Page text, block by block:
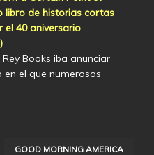
libro de historias cortas
el 40 aniversario
Books iba anunciar
en el que numerosos
GOOD MORNING AMERICA